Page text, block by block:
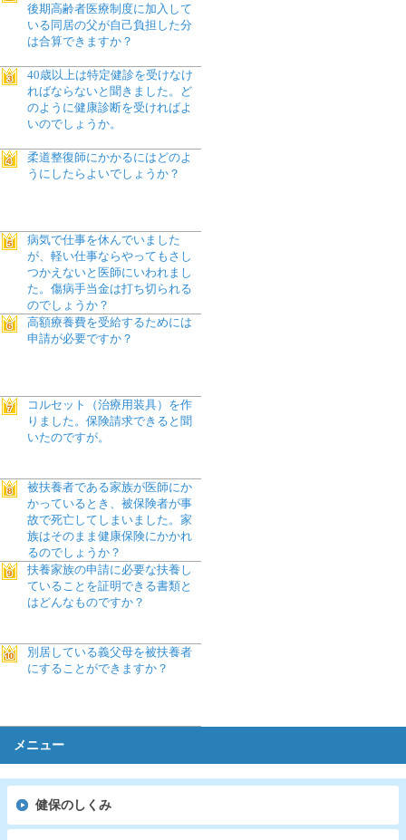
後期高齢者医療制度に加入して
いる同居の父が自己負担した分
は合算できますか？
40歳以上は特定健診を受けなけ
ればならないと聞きました。ど
のように健康診断を受ければよ
いのでしょうか。
柔道整復師にかかるにはどのよ
うにしたらよいでしょうか？
病気で仕事を休んでいました
が、軽い仕事ならやってもさし
つかえないと医師にいわれまし
た。傷病手当金は打ち切られる
のでしょうか？
高額療養費を受給するためには
申請が必要ですか？
コルセット（治療用装具）を作
りました。保険請求できると聞
いたのですが。
被扶養者である家族が医師にか
かっているとき、被保険者が事
故で死亡してしまいました。家
族はそのまま健康保険にかかれ
るのでしょうか？
扶養家族の申請に必要な扶養し
ていることを証明できる書類と
はどんなものですか？
別居している義父母を被扶養者
にすることができますか？
メニュー
健保のしくみ